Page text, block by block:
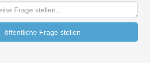
öffentliche Frage stellen